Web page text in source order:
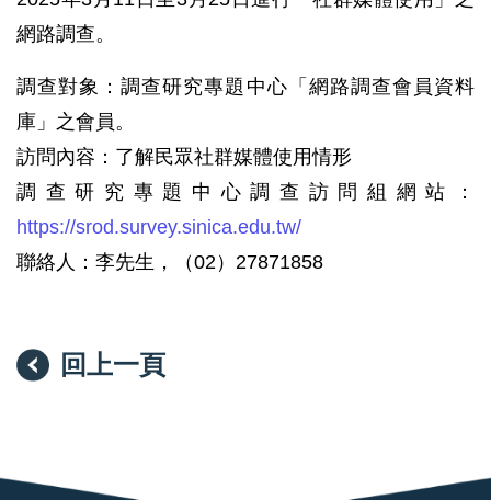
網路調查。
調查對象：調查研究專題中心「網路調查會員資料
庫」之會員。
訪問內容：了解民眾社群媒體使用情形
調查研究專題中心調查訪問組網站：
https://srod.survey.sinica.edu.tw/
聯絡人：李先生，（02）27871858
回上一頁